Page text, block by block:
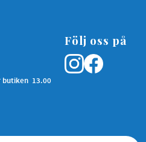
butiken 13.00
Följ oss på